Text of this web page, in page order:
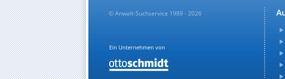
© Anwalt-Suchservice 1989 - 2026
Ein Unternehmen von